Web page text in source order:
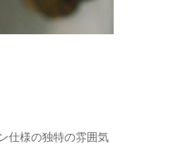
仕様の独特の雰囲気